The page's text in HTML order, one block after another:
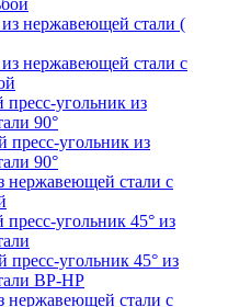
нержавеющей стали (
нержавеющей стали с
угольник из
90°
пресс-угольник из
90°
нержавеющей стали с
угольник 45° из
угольник 45° из
ВР-НР
нержавеющей стали с